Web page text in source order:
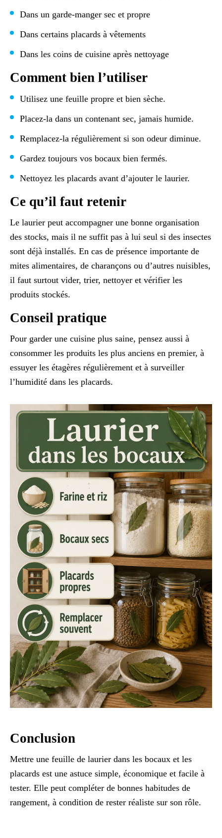
Dans un garde-manger sec et propre
Dans certains placards à vêtements
Dans les coins de cuisine après nettoyage
Comment bien l’utiliser
Utilisez une feuille propre et bien sèche.
Placez-la dans un contenant sec, jamais humide.
Remplacez-la régulièrement si son odeur diminue.
Gardez toujours vos bocaux bien fermés.
Nettoyez les placards avant d’ajouter le laurier.
Ce qu’il faut retenir
Le laurier peut accompagner une bonne organisation
des stocks, mais il ne suffit pas à lui seul si des insectes
sont déjà installés. En cas de présence importante de
mites alimentaires, de charançons ou d’autres nuisibles,
il faut surtout vider, trier, nettoyer et vérifier les
produits stockés.
Conseil pratique
Pour garder une cuisine plus saine, pensez aussi à
consommer les produits les plus anciens en premier, à
essuyer les étagères régulièrement et à surveiller
l’humidité dans les placards.
Conclusion
Mettre une feuille de laurier dans les bocaux et les
placards est une astuce simple, économique et facile à
tester. Elle peut compléter de bonnes habitudes de
rangement, à condition de rester réaliste sur son rôle.